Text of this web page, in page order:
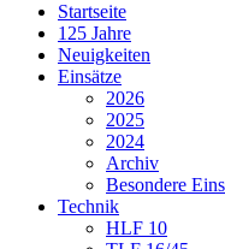
Startseite
125 Jahre
Neuigkeiten
Einsätze
2026
2025
2024
Archiv
Besondere
Technik
HLF 10